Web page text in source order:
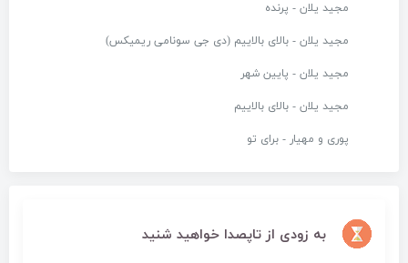
مجید یلان - پرنده
مجید یلان - بالای بالاییم (دی جی سونامی ریمیکس)
مجید یلان - پایین شهر
مجید یلان - بالای بالاییم
پوری و مهیار - برای تو
به زودی از تاپصدا خواهید شنید